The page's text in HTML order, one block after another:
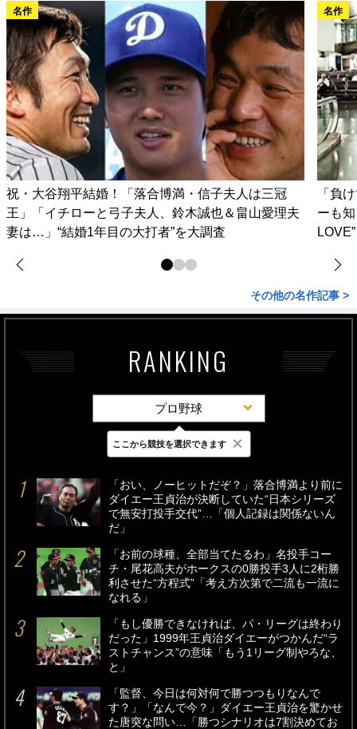
名作
祝・大谷翔平結婚！「落合博満・信子夫人は三冠
王」「イチローと弓子夫人、鈴木誠也＆畠山愛理夫
妻は…」“結婚1年目の大打者”を大調査
名作
「負
ーも
その他の名作記事 >
RANKING
プロ野球
最新 24時間 週間
「おい、ノーヒットだぞ？」落合博満より前に
ダイエー王貞治が決断していた“日本シリーズ
で無安打投手交代”…「個人記録は関係ないん
だ」
「お前の球種、全部当てたるわ」名投手コー
チ・尾花高夫がホークスの0勝投手3人に2桁勝
利させた“方程式”「考え方次第で二流も一流に
なれる」
「もし優勝できなければ、パ・リーグは終わり
だった」1999年王貞治ダイエーがつかんだ“ラ
ストチャンス”の意味「もう1リーグ制やろな、
と」
「監督、今日は何対何で勝つつもりなんで
す？」「なんで今？」ダイエー王貞治を驚かせ
た唐突な問い…「勝つシナリオは7割決めてお
ここから競技を選択できます ×